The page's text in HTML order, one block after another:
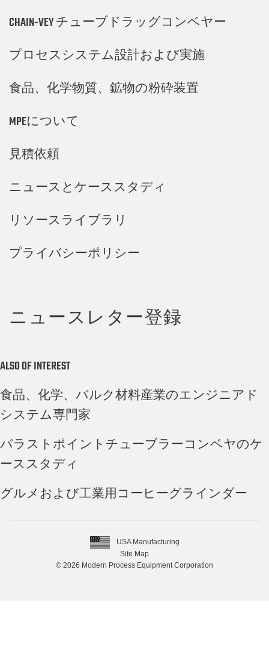
CHAIN-VEY チューブドラッグコンベヤー
プロセスシステム設計および実施
食品、化学物質、鉱物の粉砕装置
MPEについて
見積依頼
ニュースとケーススタディ
リソースライブラリ
プライバシーポリシー
ニュースレター登録
ALSO OF INTEREST
食品、化学、バルク材料産業のエンジニアド
システム専門家
バラストポイントチューブラーコンベヤのケ
ーススタディ
グルメおよび工業用コーヒーグラインダー
USA Manufacturing
Site Map
© 2026 Modern Process Equipment Corporation